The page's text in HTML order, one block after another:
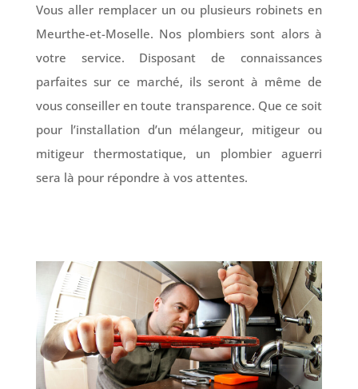
Vous aller remplacer un ou plusieurs robinets en
Meurthe-et-Moselle. Nos plombiers sont alors à
votre service. Disposant de connaissances
parfaites sur ce marché, ils seront à même de
vous conseiller en toute transparence. Que ce soit
pour l’installation d’un mélangeur, mitigeur ou
mitigeur thermostatique, un plombier aguerri
sera là pour répondre à vos attentes.